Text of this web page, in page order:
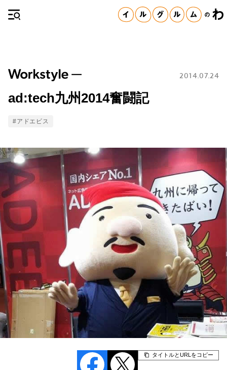
ad:tech九州2014奮闘記
Tags
#アドエビス
2014.07.24
タイトルとURLをコピー